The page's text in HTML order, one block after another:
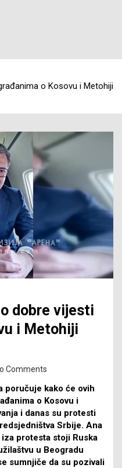
o Kosovu i Metohiji
dobre vijesti
i Metohiji
Comments
poručuje kako će ovih
o Kosovu i
i danas su protesti
Srbije. Ana
protesta stoji Ruska
u Beogradu
sumnjiče da su pozivali